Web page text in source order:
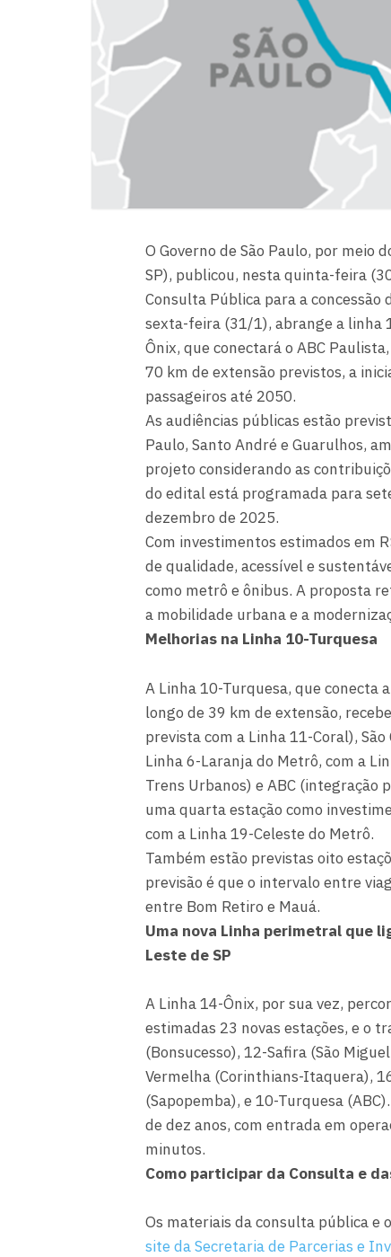
O Governo de São Paulo, por meio
SP), publicou, nesta quinta-feira
Consulta Pública para a concessão
sexta-feira (31/1), abrange a linha
Ônix, que conectará o ABC
70 km de extensão previstos, a
passageiros até 2050.
As audiências públicas estão
Paulo, Santo André e Guarulhos,
projeto considerando as
do edital está programada para
dezembro de 2025.
Com investimentos estimados em
de qualidade, acessível e
como metrô e ônibus. A proposta
a mobilidade urbana e a
Melhorias na Linha 10-Turquesa
A Linha 10-Turquesa, que conecta
longo de 39 km de extensão,
prevista com a Linha 11-Coral),
Linha 6-Laranja do Metrô, com a
Trens Urbanos) e ABC (integração
uma quarta estação como
com a Linha 19-Celeste do Metrô.
Também estão previstas oito
previsão é que o intervalo entre
entre Bom Retiro e Mauá.
Uma nova Linha perimetral que
Leste de SP
A Linha 14-Ônix, por sua vez,
estimadas 23 novas estações, e o
(Bonsucesso), 12-Safira (São
Vermelha (Corinthians-Itaquera),
(Sapopemba), e 10-Turquesa
de dez anos, com entrada em
minutos.
Como participar da Consulta e
Os materiais da consulta pública e
site da Secretaria de Parcerias e